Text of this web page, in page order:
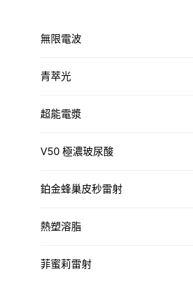
無限電波
青萃光
超能電漿
V50 極濃玻尿酸
鉑金蜂巢皮秒雷射
熱塑溶脂
菲蜜莉雷射